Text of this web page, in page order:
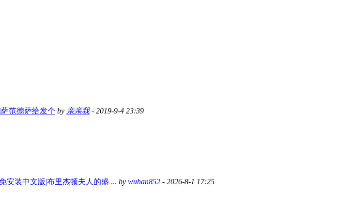
范德萨给发个 by 亲亲我- 2019-9-4 23:39
安装中文版|布里杰顿夫人的盛 ... by wuhan852 - 2026-8-1 17:25